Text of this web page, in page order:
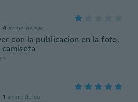
· 4 anmeldelser
con la publicacion en la foto,
camiseta
· 1 anmeldelser